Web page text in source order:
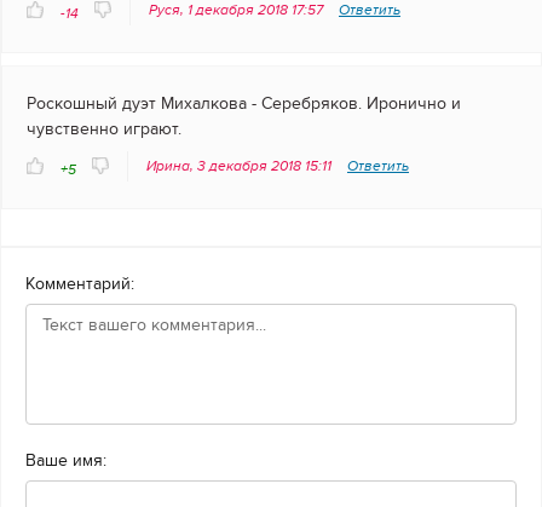
-14 Руся, 1 декабря 2018 17:57 Ответить
Роскошный дуэт Михалкова - Серебряков. Иронично и
чувственно играют.
+5 Ирина, 3 декабря 2018 15:11 Ответить
Комментарий:
Ваше имя: